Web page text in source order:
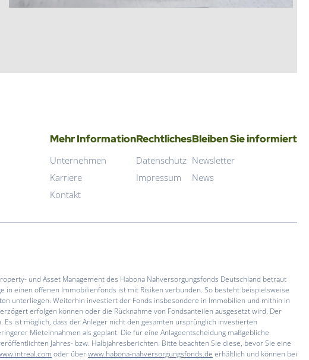
Mehr Information
Unternehmen
Karriere
Kontakt
Rechtliches
Datenschutz
Impressum
Bleiben Sie informiert
Newsletter
News
und Asset Management des Habona Nahversorgungsfonds Deutschland betraut
in einen offenen Immobilienfonds ist mit Risiken verbunden. So besteht beispielsweise
unterliegen. Weiterhin investiert der Fonds insbesondere in Immobilien und mithin in
erfolgen können oder die Rücknahme von Fondsanteilen ausgesetzt wird. Der
ist möglich, dass der Anleger nicht den gesamten ursprünglich investierten
Mieteinnahmen als geplant. Die für eine Anlageentscheidung maßgebliche
Jahres- bzw. Halbjahresberichten. Bitte beachten Sie diese, bevor Sie eine
oder überwww.habona-nahversorgungsfonds.de erhältlich und können bei